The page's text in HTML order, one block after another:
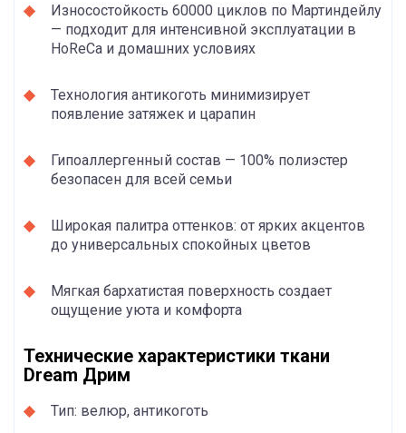
Износостойкость 60000 циклов по Мартиндейлу
— подходит для интенсивной эксплуатации в
HoReCa и домашних условиях
Технология антикоготь минимизирует
появление затяжек и царапин
Гипоаллергенный состав — 100% полиэстер
безопасен для всей семьи
Широкая палитра оттенков: от ярких акцентов
до универсальных спокойных цветов
Мягкая бархатистая поверхность создает
ощущение уюта и комфорта
Технические характеристики ткани
Dream Дрим
Тип: велюр, антикоготь